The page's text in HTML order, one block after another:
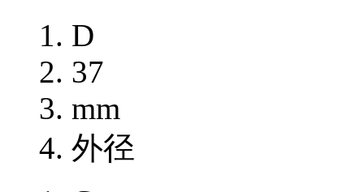
D
37
mm
外径